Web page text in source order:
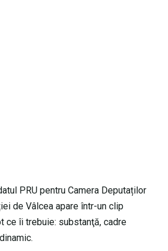
PRU pentru Camera Deputaților
de Vâlcea apare într-un clip
ce îi trebuie: substanţă, cadre